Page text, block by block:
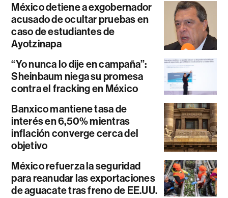
México detiene a exgobernador
acusado de ocultar pruebas en
caso de estudiantes de
Ayotzinapa
“Yo nunca lo dije en campaña”:
Sheinbaum niega su promesa
contra el fracking en México
Banxico mantiene tasa de
interés en 6,50% mientras
inflación converge cerca del
objetivo
México refuerza la seguridad
para reanudar las exportaciones
de aguacate tras freno de EE.UU.